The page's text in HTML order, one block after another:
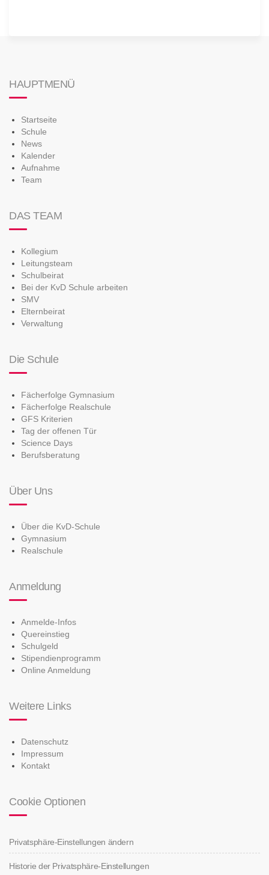
HAUPTMENÜ
Startseite
Schule
News
Kalender
Aufnahme
Team
DAS TEAM
Kollegium
Leitungsteam
Schulbeirat
Bei der KvD Schule arbeiten
SMV
Elternbeirat
Verwaltung
Die Schule
Fächerfolge Gymnasium
Fächerfolge Realschule
GFS Kriterien
Tag der offenen Tür
Science Days
Berufsberatung
Über Uns
Über die KvD-Schule
Gymnasium
Realschule
Anmeldung
Anmelde-Infos
Quereinstieg
Schulgeld
Stipendienprogramm
Online Anmeldung
Weitere Links
Datenschutz
Impressum
Kontakt
Cookie Optionen
Privatsphäre-Einstellungen ändern
Historie der Privatsphäre-Einstellungen